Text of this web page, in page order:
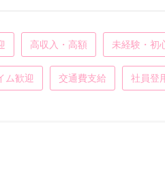
高収入・高額 未経験・初
ム歓迎 交通費支給 社員登